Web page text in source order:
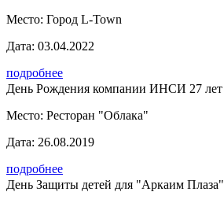
Место: Город L-Town
Дата: 03.04.2022
подробнее
День Рождения компании ИНСИ 27 лет
Место: Ресторан "Облака"
Дата: 26.08.2019
подробнее
День Защиты детей для "Аркаим Плаза"